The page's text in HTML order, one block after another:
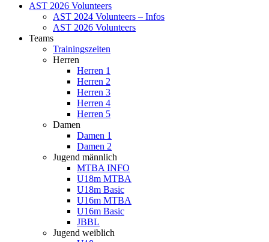
AST 2026 Volunteers
AST 2024 Volunteers – Infos
AST 2026 Volunteers
Teams
Trainingszeiten
Herren
Herren 1
Herren 2
Herren 3
Herren 4
Herren 5
Damen
Damen 1
Damen 2
Jugend männlich
MTBA INFO
U18m MTBA
U18m Basic
U16m MTBA
U16m Basic
JBBL
Jugend weiblich